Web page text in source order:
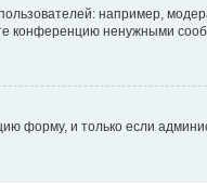
например,
ненужными
форму, и только если